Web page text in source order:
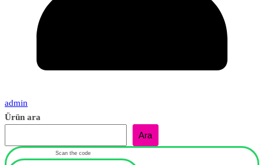
admin
Ürün ara
Ara
Scan the code